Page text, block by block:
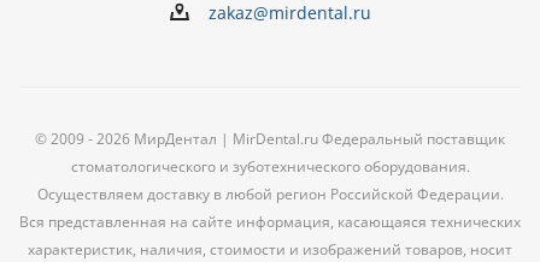
zakaz@mirdental.ru
© 2009 - 2026 МирДентал | MirDental.ru Федеральный поставщик
стоматологического и зуботехнического оборудования.
Осуществляем доставку в любой регион Российской Федерации.
Вся представленная на сайте информация, касающаяся технических
характеристик, наличия, стоимости и изображений товаров, носит